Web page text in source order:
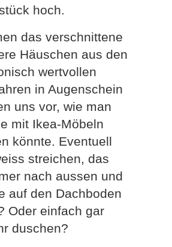
hoch.
das verschnittene
Häuschen aus den
wertvollen
in Augenschein
uns vor, wie man
mit Ikea-Möbeln
könnte. Eventuell
streichen, das
nach aussen und
auf den Dachboden
Oder einfach gar
duschen?